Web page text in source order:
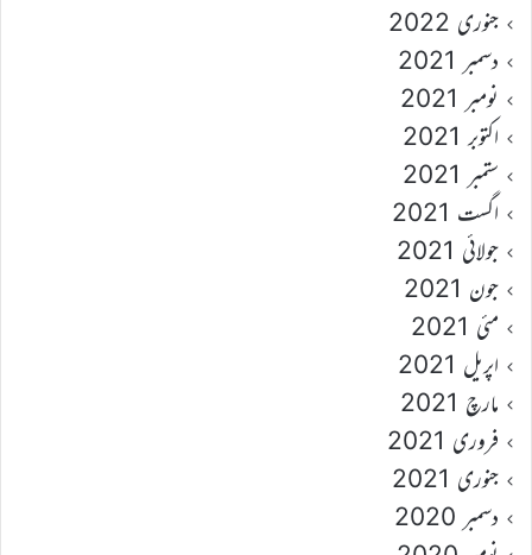
جنوری 2022
دسمبر 2021
نومبر 2021
اکتوبر 2021
ستمبر 2021
اگست 2021
جولائی 2021
جون 2021
مئی 2021
اپریل 2021
مارچ 2021
فروری 2021
جنوری 2021
دسمبر 2020